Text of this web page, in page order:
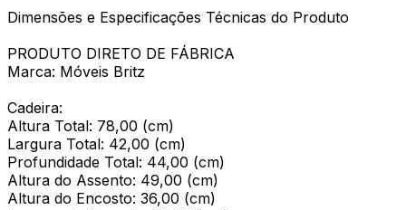
Dimensões e Especificações Técnicas do Produto
PRODUTO DIRETO DE FÁBRICA
Marca: Móveis Britz
Cadeira:
Altura Total: 78,00 (cm)
Largura Total: 42,00 (cm)
Profundidade Total: 44,00 (cm)
Altura do Assento: 49,00 (cm)
Altura do Encosto: 36,00 (cm)